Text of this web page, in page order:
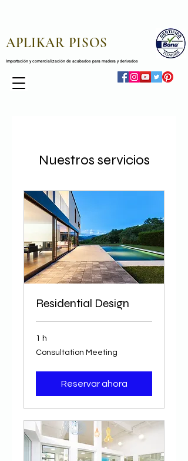
APLIKAR PISOS
Importación y comercialización de acabados para madera y derivados
Nuestros servicios
Residential Design
1 h
Consultation
Meeting
Consultation Meeting
Reservar ahora